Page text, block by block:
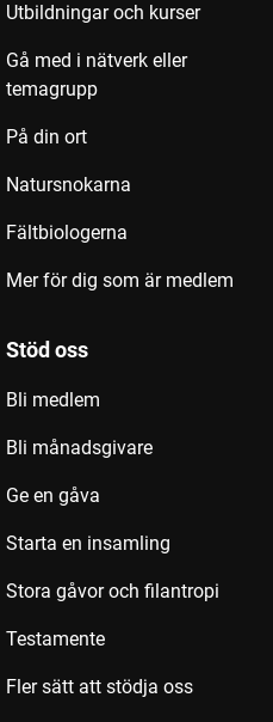
Utbildningar och kurser
Gå med i nätverk eller
temagrupp
På din ort
Natursnokarna
Fältbiologerna
Mer för dig som är medlem
Stöd oss
Bli medlem
Bli månadsgivare
Ge en gåva
Starta en insamling
Stora gåvor och filantropi
Testamente
Fler sätt att stödja oss